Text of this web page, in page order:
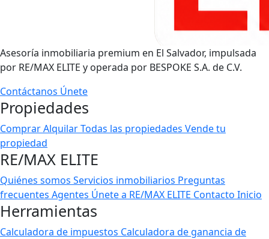
Asesoría inmobiliaria premium en El Salvador, impulsada
por RE/MAX ELITE y operada por BESPOKE S.A. de C.V.
Contáctanos Únete
Propiedades
ComprarAlquilarTodas las propiedades Vende tu
propiedad
RE/MAX ELITE
Quiénes somos Servicios inmobiliarios Preguntas
frecuentes Agentes Únete a RE/MAX ELITE Contacto Inicio
Herramientas
Calculadora de impuestos Calculadora de ganancia de